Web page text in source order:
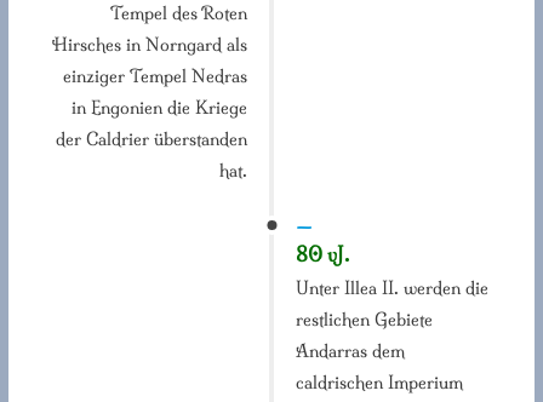
Tempel des Roten
Hirsches in Norngard als
einziger Tempel Nedras
in Engonien die Kriege
der Caldrier überstanden
hat.
—
80 vJ.
Unter Illea II. werden die
restlichen Gebiete
Andarras dem
caldrischen Imperium